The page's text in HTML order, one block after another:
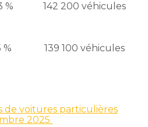
% 142 200 véhicules
% 139 100 véhicules
de voitures particulières
2025